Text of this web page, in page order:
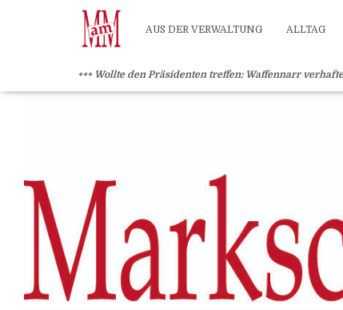
AUS DER VERWALTUNG ALLTAG
+++ Wollte den Präsidenten treffen: Waffennarr